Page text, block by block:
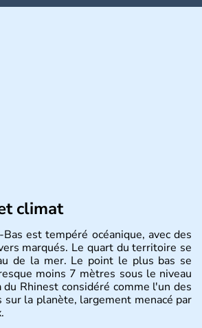
climat
est tempéré océanique, avec des
marqués. Le quart du territoire se
de la mer. Le point le plus bas se
moins 7 mètres sous le niveau
Rhinest considéré comme l'un des
sur la planète, largement menacé par